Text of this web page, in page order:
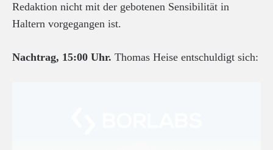
Redaktion nicht mit der gebotenen Sensibilität in
Haltern vorgegangen ist.
Nachtrag, 15:00 Uhr. Thomas Heise entschuldigt sich: